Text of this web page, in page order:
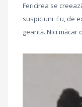
Fericirea se
suspiciuni. Eu, de
geantă. Nici măcar